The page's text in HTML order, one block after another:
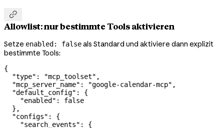

Allowlist: nur bestimmte Tools aktivieren
Setze enabled: falseals Standard und aktiviere dann explizit
bestimmte Tools:
{
  "type"
: "mcp_toolset" ,
  "mcp_server_name"
: "google-calendar-mcp" ,
  "default_config"
: {
    "enabled"
: false
  },
  "configs"
: {
    "search_events"
: {